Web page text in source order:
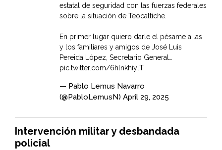
estatal de seguridad con las fuerzas federales
sobre la situación de Teocaltiche.
En primer lugar quiero darle el pésame a las
y los familiares y amigos de José Luis
Pereida López, Secretario General…
pic.twitter.com/6hlnkhiylT
— Pablo Lemus Navarro
(@PabloLemusN) April 29, 2025
Intervención militar y desbandada
policial